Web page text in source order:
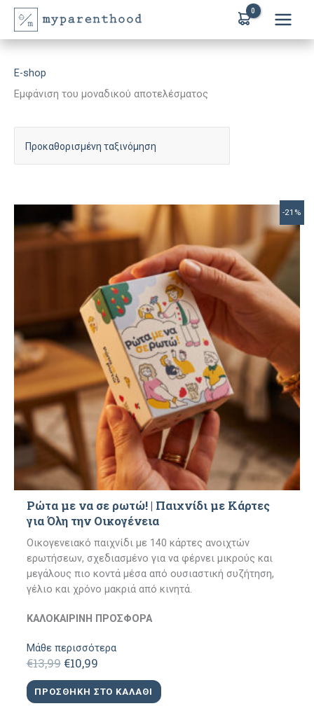
Μετάβαση
περιεχόμενο
E-shop
Εμφάνιση του μοναδικού αποτελέσματος
-21%
Ρώτα με να σε ρωτώ! | Παιχνίδι με Κάρτες
για Όλη την Οικογένεια
Οικογενειακό παιχνίδι με 140 κάρτες ανοιχτών
ερωτήσεων, σχεδιασμένο για να φέρνει μικρούς και
μεγάλους πιο κοντά μέσα από ουσιαστική συζήτηση,
γέλιο και χρόνο μακριά από κινητά.
ΚΑΛΟΚΑΙΡΙΝΗ ΠΡΟΣΦΟΡΑ
Μάθε περισσότερα
€13,99 Original
price
was:
€13,99.
€10,99Η
τρέχουσα
τιμή
είναι:
ΠΡΟΣΘΉΚΗ ΣΤΟ ΚΑΛΆΘΙ